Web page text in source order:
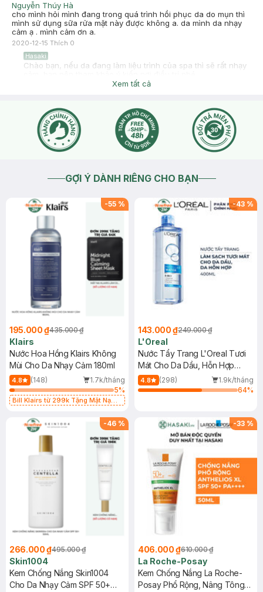
Nguyễn Thúy Hà
cho mình hỏi mình đang trong quá trình hồi phục da do mụn thì
mình sử dụng sữa rửa mặt này được không a. da mình da nhạy
cảm ạ . mình cảm ơn a.
2020-12-15 Thích 0
Hasaki
Chào bạn, nếu da đang làm liệu trình của spa thì sẽ rất nhạy
Xem tất cả
GỢI Ý DÀNH RIÊNG CHO BẠN
-55 %
195.000 ₫435.000 ₫
Klairs
Nước Hoa Hồng Klairs Không
Mùi Cho Da Nhạy Cảm 180ml
4.8 (148)
1.7k/tháng
5%
Bill Klairs từ 299k Tặng Mặt Nạ
25ml (SL Có Hạn)
-43 %
143.000 ₫249.000 ₫
L'Oreal
Nước Tẩy Trang L'Oreal Tươi
Mát Cho Da Dầu, Hỗn Hợp
400ml
4.8 (298)
1.9k/tháng
64%
-46 %
266.000 ₫495.000 ₫
Skin1004
Kem Chống Nắng Skin1004
Cho Da Nhạy Cảm SPF 50+
-33 %
406.000 ₫610.000 ₫
La Roche-Posay
Kem Chống Nắng La Roche-
Posay Phổ Rộng, Nâng Tông